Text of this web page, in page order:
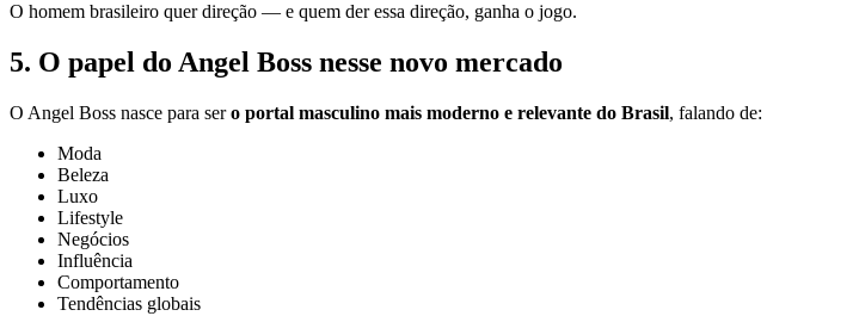
O homem brasileiro quer direção — e quem der essa direção, ganha o jogo.
5. O papel do Angel Boss nesse novo mercado
O Angel Boss nasce para sero portal masculino mais moderno e relevante do Brasil, falando de:
Moda
Beleza
Luxo
Lifestyle
Negócios
Influência
Comportamento
Tendências globais